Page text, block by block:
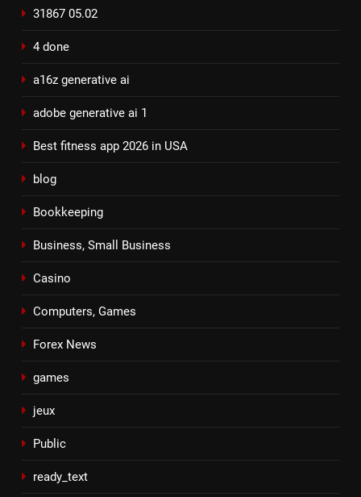
31867 05.02
4 done
a16z generative ai
adobe generative ai 1
Best fitness app 2026 in USA
blog
Bookkeeping
Business, Small Business
Casino
Computers, Games
Forex News
games
jeux
Public
ready_text